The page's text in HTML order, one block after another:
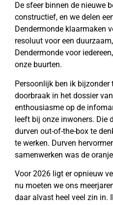
De sfeer binnen de nieuwe
constructief, en we delen
Dendermonde klaarmaken
resoluut voor een
Dendermonde voor
onze buurten.
Persoonlijk ben ik
doorbraak in het dossier
enthousiasme op de
leeft bij onze inwoners. Die
durven out-of-the-box te
te werken. Durven
samenwerken was de
Voor 2026 ligt er opnieuw
nu moeten we ons
daar alvast heel veel zin in.